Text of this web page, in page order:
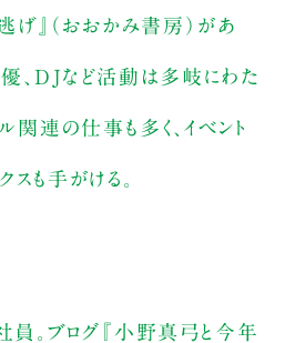
逃げ』（おおかみ書房）があ
優、DJなど活動は多岐にわた
関連の仕事も多く、イベント
も手がける。
員。ブログ『小野真弓と今年